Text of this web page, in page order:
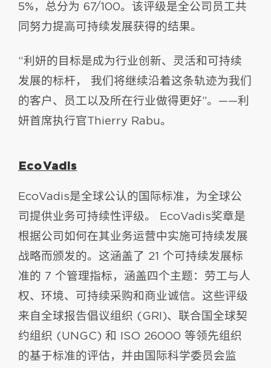
5%，总分为 67/100。该评级是全公司员工共
同努力提高可持续发展获得的结果。
“利妍的目标是成为行业创新、灵活和可持续
发展的标杆， 我们将继续沿着这条轨迹为我们
的客户、员工以及所在行业做得更好”。——利
妍首席执行官Thierry Rabu。
EcoVadis
EcoVadis是全球公认的国际标准，为全球公
司提供业务可持续性评级。 EcoVadis奖章是
根据公司如何在其业务运营中实施可持续发展
战略而颁发的。这涵盖了 21 个可持续发展标
准的 7 个管理指标，涵盖四个主题：劳工与人
权、环境、可持续采购和商业诚信。这些评级
来自全球报告倡议组织 (GRI)、联合国全球契
约组织 (UNGC) 和 ISO 26000 等领先组织
的基于标准的评估，并由国际科学委员会监